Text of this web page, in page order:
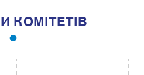
КОМІТЕТІВ